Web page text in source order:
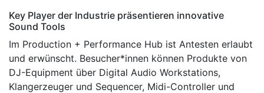
Key Player der Industrie präsentieren innovative
Sound Tools
Im Production + Performance Hub ist Antesten erlaubt
und erwünscht. Besucher*innen können Produkte von
DJ-Equipment über Digital Audio Workstations,
Klangerzeuger und Sequencer, Midi-Controller und